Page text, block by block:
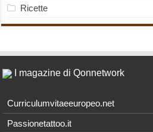
Ricette
I magazine di Qonnetwork
Curriculumvitaeeuropeo.net
Passionetattoo.it